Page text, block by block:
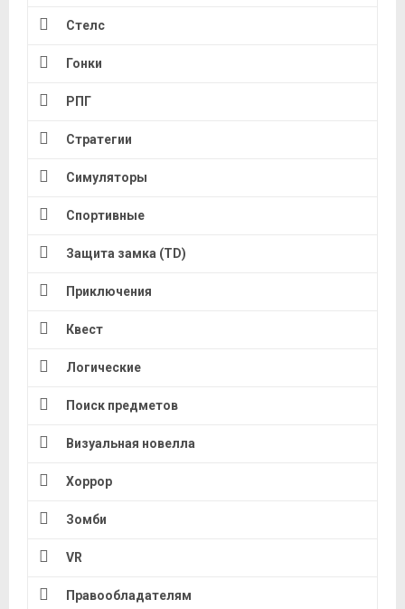
Стелс
Гонки
РПГ
Стратегии
Симуляторы
Спортивные
Защита замка (TD)
Приключения
Квест
Логические
Поиск предметов
Визуальная новелла
Хоррор
Зомби
VR
Правообладателям